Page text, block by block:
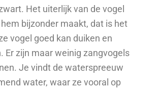
Het uiterlijk van de vogel
bijzonder maakt, dat is het
vogel goed kan duiken en
Er zijn maar weinig zangvogels
Je vindt de waterspreeuw
water, waar ze vooral op